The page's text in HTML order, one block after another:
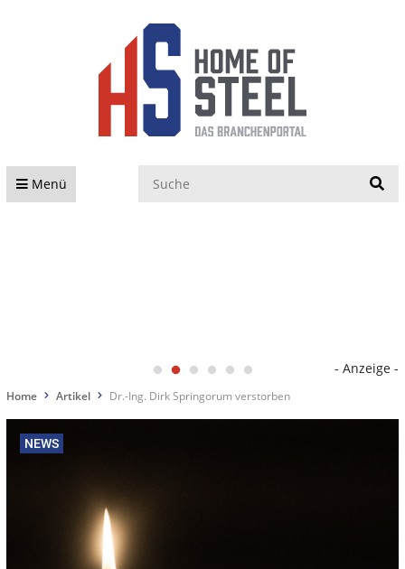
Menü
- Anzeige -
Home Artikel Dr.-Ing. Dirk Springorum verstorben
NEWS